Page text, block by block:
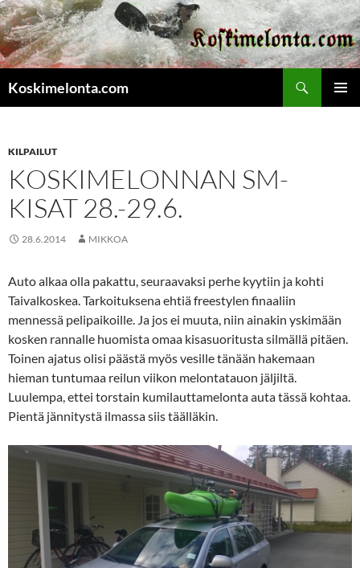
Koskimelonta.com
KILPAILUT
KOSKIMELONNAN SM-
KISAT 28.-29.6.
28.6.2014 MIKKOA
Auto alkaa olla pakattu, seuraavaksi perhe kyytiin ja kohti
Taivalkoskea. Tarkoituksena ehtiä freestylen finaaliin
mennessä pelipaikoille. Ja jos ei muuta, niin ainakin yskimään
kosken rannalle huomista omaa kisasuoritusta silmällä pitäen.
Toinen ajatus olisi päästä myös vesille tänään hakemaan
hieman tuntumaa reilun viikon melontatauon jäljiltä.
Luulempa, ettei torstain kumilauttamelonta auta tässä kohtaa.
Pientä jännitystä ilmassa siis täälläkin.